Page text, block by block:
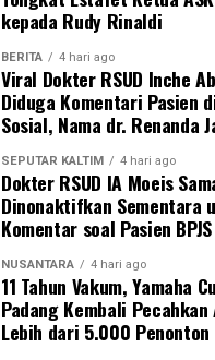
kepada Rudy Rinaldi
BERITA 4 hari ago
Viral Dokter RSUD Inche
Diduga Komentari Pasien
Sosial, Nama dr. Renanda
SEPUTAR KALTIM 4 hari ago
Dokter RSUD IA Moeis
Dinonaktifkan Sementara
Komentar soal Pasien
NUSANTARA 4 hari ago
11 Tahun Vakum, Yamaha
Padang Kembali
Lebih dari 5.000